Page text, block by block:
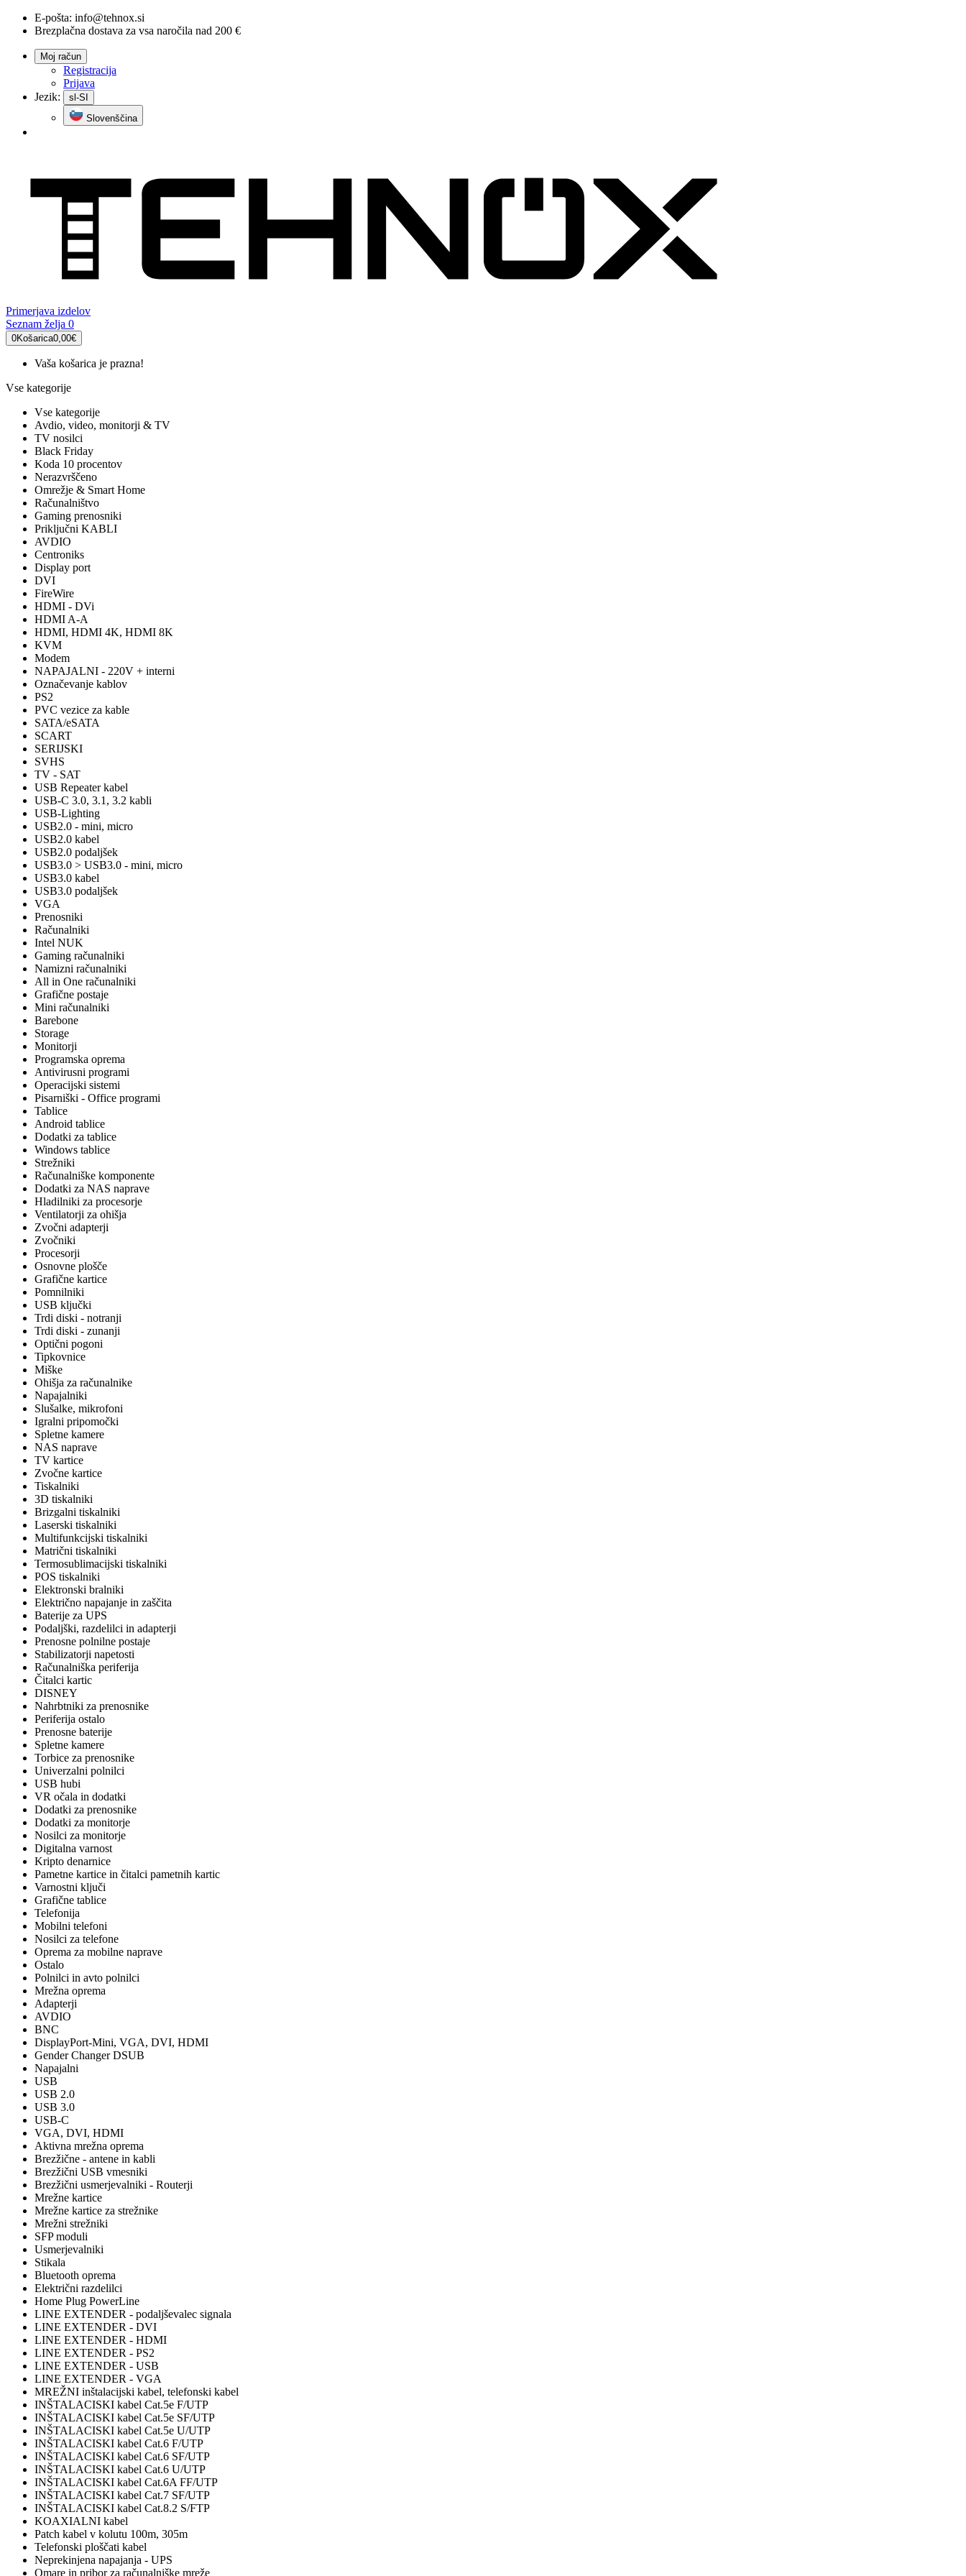
E-pošta: info@tehnox.si
Brezplačna dostava za vsa naročila nad 200 €
Moj račun
Registracija
Prijava
Jezik:
sl-SI
Slovenščina
Primerjava izdelov
Seznam želja 0
0Košarica0,00€
Vaša košarica je prazna!
Vse kategorije
Vse kategorije
Avdio, video, monitorji & TV
TV nosilci
Black Friday
Koda 10 procentov
Nerazvrščeno
Omrežje & Smart Home
Računalništvo
Gaming prenosniki
Priključni KABLI
AVDIO
Centroniks
Display port
DVI
FireWire
HDMI - DVi
HDMI A-A
HDMI, HDMI 4K, HDMI 8K
KVM
Modem
NAPAJALNI - 220V + interni
Označevanje kablov
PS2
PVC vezice za kable
SATA/eSATA
SCART
SERIJSKI
SVHS
TV - SAT
USB Repeater kabel
USB-C 3.0, 3.1, 3.2 kabli
USB-Lighting
USB2.0 - mini, micro
USB2.0 kabel
USB2.0 podaljšek
USB3.0 > USB3.0 - mini, micro
USB3.0 kabel
USB3.0 podaljšek
VGA
Prenosniki
Računalniki
Intel NUK
Gaming računalniki
Namizni računalniki
All in One računalniki
Grafične postaje
Mini računalniki
Barebone
Storage
Monitorji
Programska oprema
Antivirusni programi
Operacijski sistemi
Pisarniški - Office programi
Tablice
Android tablice
Dodatki za tablice
Windows tablice
Strežniki
Računalniške komponente
Dodatki za NAS naprave
Hladilniki za procesorje
Ventilatorji za ohišja
Zvočni adapterji
Zvočniki
Procesorji
Osnovne plošče
Grafične kartice
Pomnilniki
USB ključki
Trdi diski - notranji
Trdi diski - zunanji
Optični pogoni
Tipkovnice
Miške
Ohišja za računalnike
Napajalniki
Slušalke, mikrofoni
Igralni pripomočki
Spletne kamere
NAS naprave
TV kartice
Zvočne kartice
Tiskalniki
3D tiskalniki
Brizgalni tiskalniki
Laserski tiskalniki
Multifunkcijski tiskalniki
Matrični tiskalniki
Termosublimacijski tiskalniki
POS tiskalniki
Elektronski bralniki
Električno napajanje in zaščita
Baterije za UPS
Podaljški, razdelilci in adapterji
Prenosne polnilne postaje
Stabilizatorji napetosti
Računalniška periferija
Čitalci kartic
DISNEY
Nahrbtniki za prenosnike
Periferija ostalo
Prenosne baterije
Spletne kamere
Torbice za prenosnike
Univerzalni polnilci
USB hubi
VR očala in dodatki
Dodatki za prenosnike
Dodatki za monitorje
Nosilci za monitorje
Digitalna varnost
Kripto denarnice
Pametne kartice in čitalci pametnih kartic
Varnostni ključi
Grafične tablice
Telefonija
Mobilni telefoni
Nosilci za telefone
Oprema za mobilne naprave
Ostalo
Polnilci in avto polnilci
Mrežna oprema
Adapterji
AVDIO
BNC
DisplayPort-Mini, VGA, DVI, HDMI
Gender Changer DSUB
Napajalni
USB
USB 2.0
USB 3.0
USB-C
VGA, DVI, HDMI
Aktivna mrežna oprema
Brezžične - antene in kabli
Brezžični USB vmesniki
Brezžični usmerjevalniki - Routerji
Mrežne kartice
Mrežne kartice za strežnike
Mrežni strežniki
SFP moduli
Usmerjevalniki
Stikala
Bluetooth oprema
Električni razdelilci
Home Plug PowerLine
LINE EXTENDER - podaljševalec signala
LINE EXTENDER - DVI
LINE EXTENDER - HDMI
LINE EXTENDER - PS2
LINE EXTENDER - USB
LINE EXTENDER - VGA
MREŽNI inštalacijski kabel, telefonski kabel
INŠTALACISKI kabel Cat.5e F/UTP
INŠTALACISKI kabel Cat.5e SF/UTP
INŠTALACISKI kabel Cat.5e U/UTP
INŠTALACISKI kabel Cat.6 F/UTP
INŠTALACISKI kabel Cat.6 SF/UTP
INŠTALACISKI kabel Cat.6 U/UTP
INŠTALACISKI kabel Cat.6A FF/UTP
INŠTALACISKI kabel Cat.7 SF/UTP
INŠTALACISKI kabel Cat.8.2 S/FTP
KOAXIALNI kabel
Patch kabel v kolutu 100m, 305m
Telefonski ploščati kabel
Neprekinjena napajanja - UPS
Omare in pribor za računalniške mreže